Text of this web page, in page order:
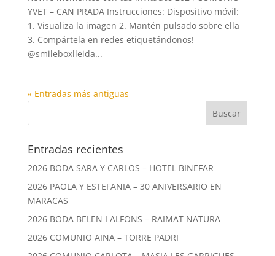
YVET – CAN PRADA Instrucciones: Dispositivo móvil:
1. Visualiza la imagen 2. Mantén pulsado sobre ella
3. Compártela en redes etiquetándonos!
@smileboxlleida...
« Entradas más antiguas
Entradas recientes
2026 BODA SARA Y CARLOS – HOTEL BINEFAR
2026 PAOLA Y ESTEFANIA – 30 ANIVERSARIO EN
MARACAS
2026 BODA BELEN I ALFONS – RAIMAT NATURA
2026 COMUNIO AINA – TORRE PADRI